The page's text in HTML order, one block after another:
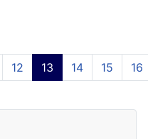
12 13 14 15 16